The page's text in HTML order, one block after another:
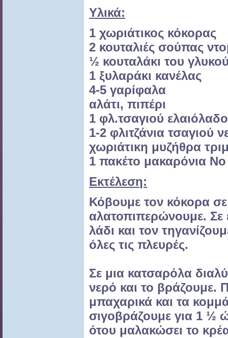
Υλικά:
1 χωριάτικος κόκορας
2 κουταλιές σούπας
½ κουταλάκι του
1 ξυλαράκι κανέλας
4-5 γαρίφαλα
αλάτι, πιπέρι
1 φλ.τσαγιού
1-2 φλιτζάνια τσαγιού
χωριάτικη μυζήθρα
1 πακέτο μακαρόνια
Εκτέλεση:
Κόβουμε τον κόκορα σε
αλατοπιπερώνουμε. Σε
λάδι και τον
όλες τις πλευρές.
Σε μια κατσαρόλα
νερό και το βράζουμε.
μπαχαρικά και τα
σιγοβράζουμε για 1 ½
ότου μαλακώσει το